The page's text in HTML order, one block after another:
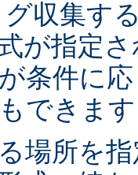
収集す
が指定
条件に
できま
場所を